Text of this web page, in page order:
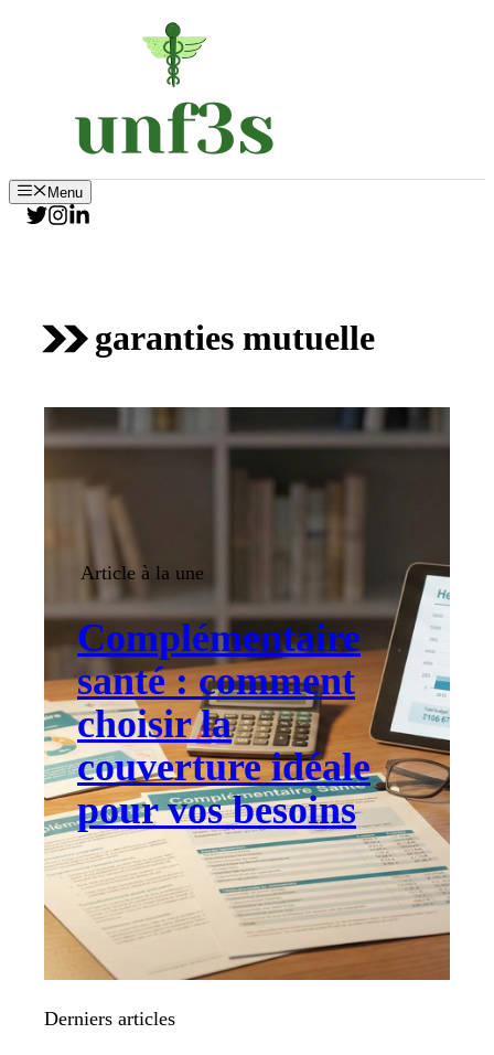
Menu
garanties mutuelle
Article à la une
Complémentaire
santé : comment
choisir la
couverture idéale
pour vos besoins
Derniers articles